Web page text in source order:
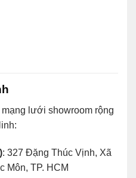
lưới showroom rộng
: 327 Đặng Thúc Vịnh, Xã
Môn, TP. HCM